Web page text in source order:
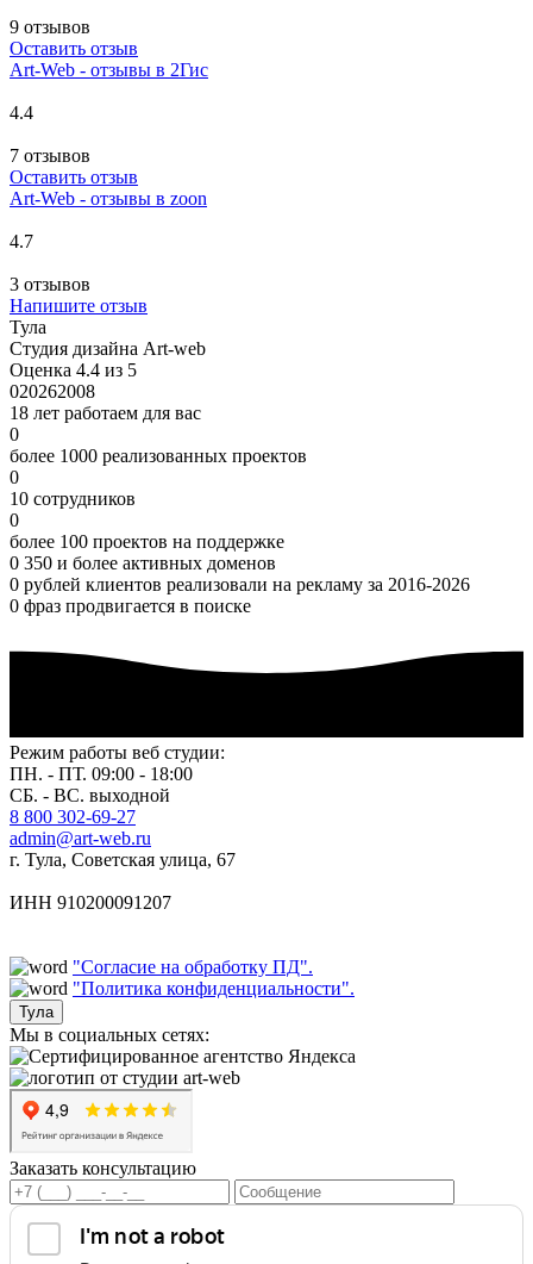
9 отзывов
Оставить отзыв
Art-Web - отзывы в 2Гис
4.4
7 отзывов
Оставить отзыв
Art-Web - отзывы в zoon
4.7
3 отзывов
Напишите отзыв
Тула
Студия дизайна Art-web
Оценка 4.4 из 5
020262008
18 лет работаем для вас
0
более 1000 реализованных проектов
0
10 сотрудников
0
более 100 проектов на поддержке
0 350 и более активных доменов
0 рублей клиентов реализовали на рекламу за 2016-2026
0 фраз продвигается в поиске
Режим работы веб студии:
ПН. - ПТ. 09:00 - 18:00
СБ. - ВС. выходной
8 800 302-69-27
admin@art-web.ru
г. Тула, Советская улица, 67
ИНН 910200091207
"Согласие на обработку ПД".
"Политика конфиденциальности".
Тула
Мы в социальных сетях:
Заказать консультацию